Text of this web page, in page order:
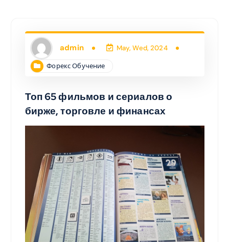
admin May, Wed, 2024
Форекс Обучение
Топ 65 фильмов и сериалов о
бирже, торговле и финансах